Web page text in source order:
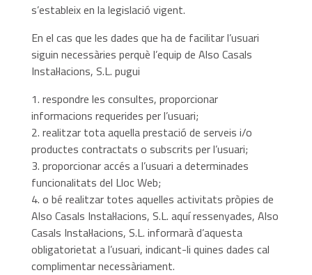
s’estableix en la legislació vigent.
En el cas que les dades que ha de facilitar l’usuari
siguin necessàries perquè l’equip de Also Casals
Instal·lacions, S.L. pugui
respondre les consultes, proporcionar
informacions requerides per l’usuari;
realitzar tota aquella prestació de serveis i/o
productes contractats o subscrits per l’usuari;
proporcionar accés a l’usuari a determinades
funcionalitats del Lloc Web;
o bé realitzar totes aquelles activitats pròpies de
Also Casals Instal·lacions, S.L. aquí ressenyades, Also
Casals Instal·lacions, S.L. informarà d’aquesta
obligatorietat a l’usuari, indicant-li quines dades cal
complimentar necessàriament.